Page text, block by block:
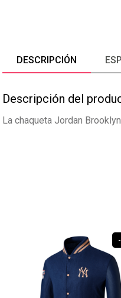
DESCRIPCIÓN
Descripción del
La chaqueta Jordan
-